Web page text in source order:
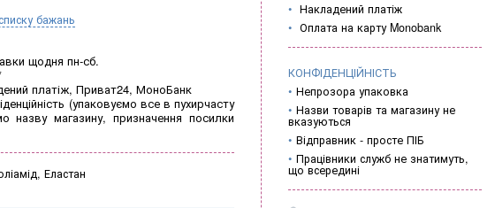
бажань
щодня пн-сб.
платіж, Приват24, МоноБанк
(упаковуємо все в пухирчасту
назву магазину, призначення посилки
Еластан
Накладений платіж
Оплата на карту Monobank
КОНФІДЕНЦІЙНІСТЬ
Непрозора упаковка
Назви товарів та магазину не
вказуються
Відправник - просте ПІБ
Працівники служб не знатимуть,
що всередині